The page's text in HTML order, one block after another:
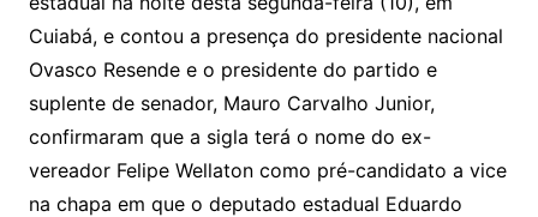
s
m
e o
m
ai
l
Cuiabá, e contou a presença do presidente nacional
Ovasco Resende e o presidente do partido e
suplente de senador, Mauro Carvalho Junior,
confirmaram que a sigla terá o nome do ex-
vereador Felipe Wellaton como pré-candidato a vice
na chapa em que o deputado estadual Eduardo